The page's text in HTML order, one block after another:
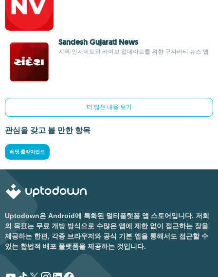
Sandesh Gujarati News
지역 인사이트와 라이브 업데이트를 위한 구자라티 뉴스 앱
더 많은 내용 보기
관심을 갖고 볼 만한 항목
레딧 클라이언트
Uptodown은 Android에 특화된 멀티플랫폼 앱 스토어입니다. 저희
의 목표는 무료 개방 방식으로 수많은 앱에 제한 없이 접근하는 장을
제공하는 한편, 각종 브라우저와 공식 기본 앱을 통해서도 접근할 수
있는 합법적 배포 플랫폼을 제공하는 것입니다.